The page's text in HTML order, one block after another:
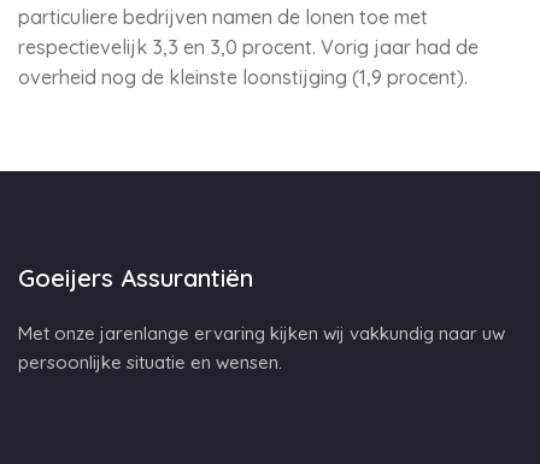
particuliere bedrijven namen de lonen toe met
respectievelijk 3,3 en 3,0 procent. Vorig jaar had de
overheid nog de kleinste loonstijging (1,9 procent).
Goeijers Assurantiën
Met onze jarenlange ervaring kijken wij vakkundig naar uw
persoonlijke situatie en wensen.